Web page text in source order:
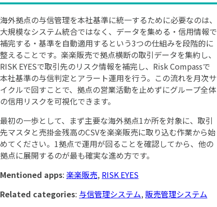
海外拠点の与信管理を本社基準に統一するために必要なのは、
大規模なシステム統合ではなく、データを集める・信用情報で
補完する・基準を自動適用するという3つの仕組みを段階的に
整えることです。楽楽販売で拠点横断の取引データを集約し、
RISK EYESで取引先のリスク情報を補完し、Risk Compassで
本社基準の与信判定とアラート運用を行う。この流れを月次サ
イクルで回すことで、拠点の営業活動を止めずにグループ全体
の信用リスクを可視化できます。
最初の一歩として、まず主要な海外拠点1か所を対象に、取引
先マスタと売掛金残高のCSVを楽楽販売に取り込む作業から始
めてください。1拠点で運用が回ることを確認してから、他の
拠点に展開するのが最も確実な進め方です。
Mentioned apps: 楽楽販売, RISK EYES
Related categories: 与信管理システム, 販売管理システム